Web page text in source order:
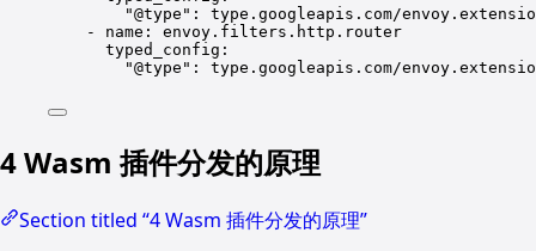
"@type " : type.googleapis.com/
- name : envoy.filters.http.router
typed_config :
"@type " : type.googleapis.com/
4 Wasm 插件分发的原理
Section titled “4 Wasm 插件分发的原理”